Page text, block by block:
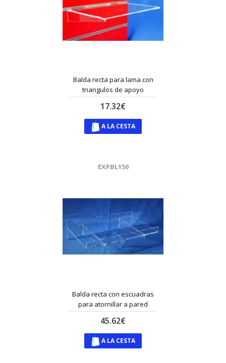
Balda recta para lama con
triangulos de apoyo
17.32€
A LA CESTA
EXPBL150
Balda recta con escuadras
para atornillar a pared
45.62€
A LA CESTA